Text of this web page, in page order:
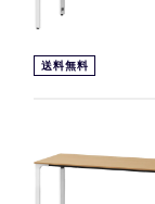
送料無料